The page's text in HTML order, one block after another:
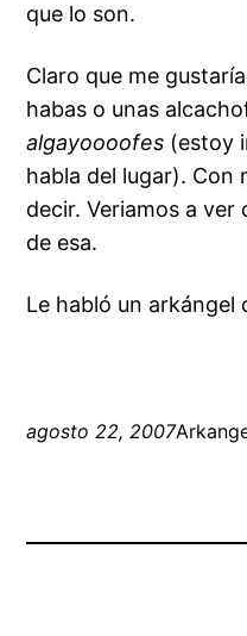
que lo son.
Claro que me
habas o unas
algayoooofes (estoy
habla del lugar). Con
decir. Veriamos a
de esa.
Le habló un arkángel
agosto 22, 2007